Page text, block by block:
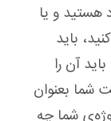
هستید و یا
باید
آن را
شما بعنوان
شما چه